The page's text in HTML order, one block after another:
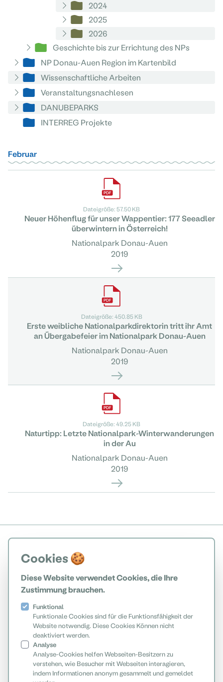
Cookies 🍪
Diese Website verwendet Cookies, die Ihre
Zustimmung brauchen.
Funktional
Funktionale Cookies sind für die Funktionsfähigkeit der
Website notwendig. Diese Cookies Können nicht
deaktiviert werden.
Analyse
Analyse-Cookies helfen Webseiten-Besitzern zu
verstehen, wie Besucher mit Webseiten interagieren,
indem Informationen anonym gesammelt und gemeldet
2024
2025
2026
Geschichte bis zur Errichtung des NPs
NP Donau-Auen Region im Kartenbild
Wissenschaftliche Arbeiten
Veranstaltungsnachlesen
DANUBEPARKS
INTERREG Projekte
Februar
Dateigröße: 57.50 KB
Neuer Höhenflug für unser Wappentier: 177 Seeadler
überwintern in Österreich!
Nationalpark Donau-Auen
2019
Dateigröße: 450.85 KB
Erste weibliche Nationalparkdirektorin tritt ihr Amt
an Übergabefeier im Nationalpark Donau-Auen
Nationalpark Donau-Auen
2019
Dateigröße: 49.25 KB
Naturtipp: Letzte Nationalpark-Winterwanderungen
in der Au
Nationalpark Donau-Auen
2019